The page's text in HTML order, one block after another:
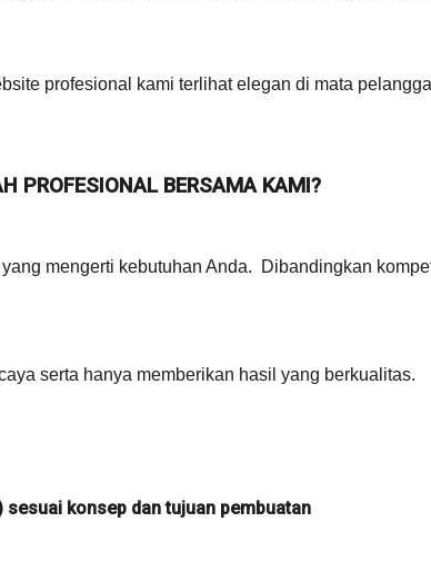
profesional kami terlihat elegan di mata
PROFESIONAL BERSAMA KAMI?
mengerti kebutuhan Anda. Dibandingkan
serta hanya memberikan hasil yang berkualitas.
konsep dan tujuan pembuatan